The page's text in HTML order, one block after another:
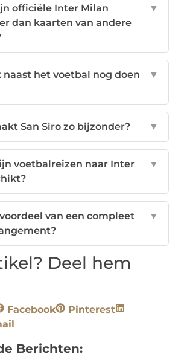
officiële Inter Milan
dan kaarten van andere
▼
naast het voetbal nog doen
▼
San Siro zo bijzonder? ▼
voetbalreizen naar Inter
▼
van een compleet
▼
Deel hem
Facebook
Pinterest
Berichten: